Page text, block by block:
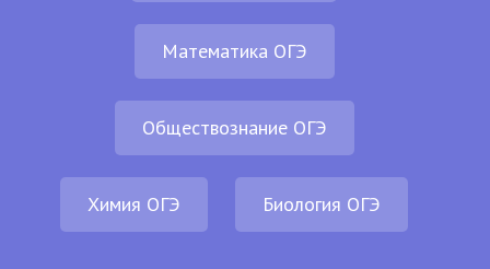
Математика ОГЭ
Обществознание ОГЭ
Химия ОГЭ Биология ОГЭ